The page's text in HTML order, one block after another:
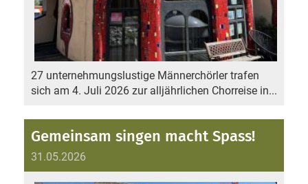
27 unternehmungslustige Männerchörler trafen
sich am 4. Juli 2026 zur alljährlichen Chorreise in...
Gemeinsam singen macht Spass!
31.05.2026